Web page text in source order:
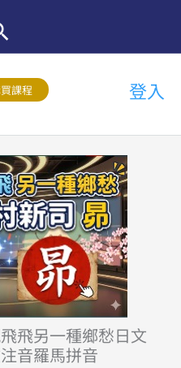
課程 登入
飛另一種鄉愁日文
音羅馬拼音